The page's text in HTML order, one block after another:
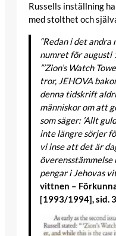
Russells inställning
med stolthet och
“Redan i det andra
numret för augusti
”’Zion’s Watch
tror, JEHOVA
denna tidskrift
människor om att
som säger: ’Allt
inte längre sörjer
vi inse att det är
pengar i Jehovas
vittnen –
[1993/1994], sid.